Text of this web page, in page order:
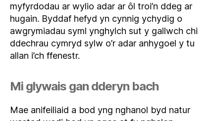
myfyrdodau ar wylio adar ar ôl troi’n ddeg ar
hugain. Byddaf hefyd yn cynnig ychydig o
awgrymiadau syml ynghylch sut y gallwch chi
ddechrau cymryd sylw o’r adar anhygoel y tu
allan i’ch ffenestr.
Mi glywais gan dderyn bach
Mae anifeiliaid a bod yng nghanol byd natur